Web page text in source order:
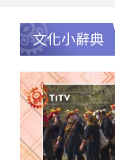
文化小辭典